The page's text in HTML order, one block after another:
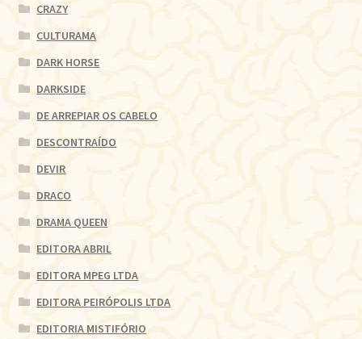
CRAZY
CULTURAMA
DARK HORSE
DARKSIDE
DE ARREPIAR OS CABELO
DESCONTRAÍDO
DEVIR
DRACO
DRAMA QUEEN
EDITORA ABRIL
EDITORA MPEG LTDA
EDITORA PEIRÓPOLIS LTDA
EDITORIA MISTIFÓRIO